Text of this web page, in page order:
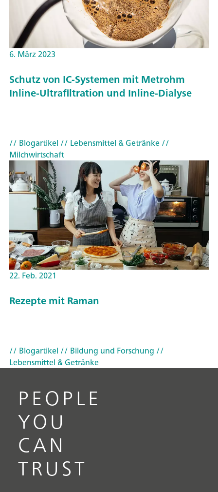
6. März 2023
Schutz von IC-Systemen mit Metrohm
Inline-Ultrafiltration und Inline-Dialyse
// Blogartikel // Lebensmittel & Getränke//
Milchwirtschaft
22. Feb. 2021
Rezepte mit Raman
// Blogartikel // Bildung und Forschung //
Lebensmittel & Getränke
PEOPLE
YOU
CAN
TRUST